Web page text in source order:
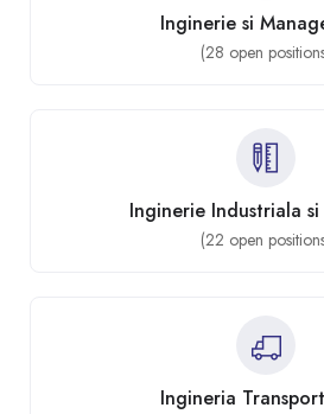
Inginerie si
(28 open
Inginerie Industriala
(22 open
Ingineria